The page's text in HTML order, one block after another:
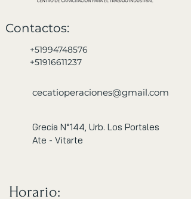
Contactos:
+51994748576
+51916611237
cecatioperaciones@gmail.com
Grecia N°144, Urb. Los Portales
Ate - Vitarte
Horario: